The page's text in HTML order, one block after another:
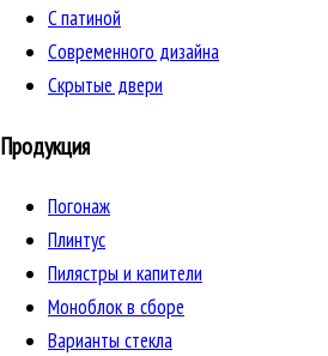
C патиной
Cовременного дизайна
Скрытые двери
Продукция
Погонаж
Плинтус
Пилястры и капители
Моноблок в сборе
Варианты стекла